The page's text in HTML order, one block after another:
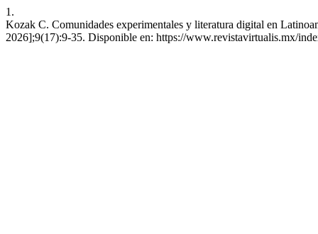
1.
Kozak C. Comunidades experimentales y literatura digital en
2026];9(17):9-35. Disponible en: https://www.revistavirtualis.mx/